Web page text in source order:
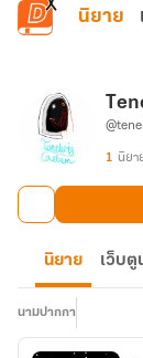
ข้ามไปยังเนื้อหาห
นิยาย
1 นิยา
นิยาย เว็บตู
นามปากกา